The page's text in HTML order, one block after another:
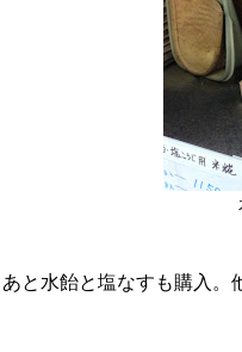
あと水飴と塩なすも購入。